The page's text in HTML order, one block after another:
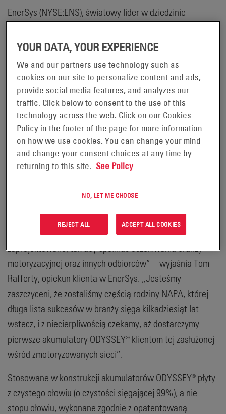
EnerSys (NYSE:ENS), światowy lider w dziedzinie
zastosowań przemysłowych, łączy siły z NAPA AUTO
ODYSSEY® z absorpcyjną matą szklaną (AGM). Jako
zatwierdzony dostawca EnerSys® będzie dostarczał
akumulatory ODYSSEY® do 57 centrów dystrybucyjnych,
6000 sklepów i ponad 17 000 punktów NAPA AutoCare i
warsztatów AutoCare Collision Center na terenie całego
„Nowoczesne samochody, wyposażone w szereg
akumulatorów dwufunkcyjnych, które oferują
maksymalną moc rozruchową oraz głęboki cykl
rozładowania. Akumulatory ODYSSEY® zostały specjalnie
zaprojektowane, tak aby spełniać oczekiwania branży
motoryzacyjnej oraz innych odbiorców” – wyjaśnia Tom
Rafferty, opiekun klienta w EnerSys. „Jesteśmy
zaszczyceni, że zostaliśmy częścią rodziny NAPA, której
długa lista sukcesów w branży sięga kilkadziesiąt lat
wstecz, i z niecierpliwością czekamy, aż dostarczymy
pierwsze akumulatory ODYSSEY® klientom tej zasłużonej
wśród zmotoryzowanych sieci”.
Stosowane w konstrukcji akumulatorów ODYSSEY® płyty
z czystego ołowiu (o czystości sięgającej 99%), a nie
stopu ołowiu, wykonane zgodnie z opatentowaną
YOUR DATA, YOUR EXPERIENCE
We and our partners use technology such as
cookies on our site to personalize content and ads,
provide social media features, and analyzes our
traffic. Click below to consent to the use of this
technology across the web. Click on our Cookies
Policy in the footer of the page for more information
on how we use cookies. You can change your mind
and change your consent choices at any time by
returning to this site. See Policy
NO, LET ME CHOOSE
REJECT ALL ACCEPT ALL COOKIES